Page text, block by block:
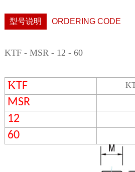
型号说明 ORDERING CODE
KTF - MSR - 12 - 60
KTF
MSR
12
60